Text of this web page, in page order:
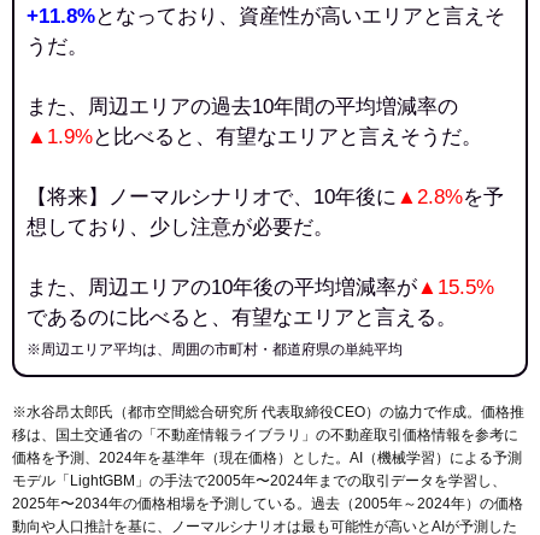
+11.8%となっており、資産性が高いエリアと言えそ
うだ。
また、周辺エリアの過去10年間の平均増減率の
▲1.9%と比べると、有望なエリアと言えそうだ。
【将来】ノーマルシナリオで、10年後に ▲2.8%を予
想しており、少し注意が必要だ。
また、周辺エリアの10年後の平均増減率が▲15.5%
であるのに比べると、有望なエリアと言える。
※周辺エリア平均は、周囲の市町村・都道府県の単純平均
※水谷昂太郎氏（都市空間総合研究所 代表取締役CEO）の協力で作成。価格推
移は、国土交通省の「 不動産情報ライブラリ 」の不動産取引価格情報を参考に
価格を予測、2024年を基準年（現在価格）とした。AI（機械学習）による予測
モデル「LightGBM」の手法で2005年〜2024年までの取引データを学習し、
2025年〜2034年の価格相場を予測している。過去（2005年～2024年）の価格
動向や人口推計を基に、ノーマルシナリオは最も可能性が高いとAIが予測した